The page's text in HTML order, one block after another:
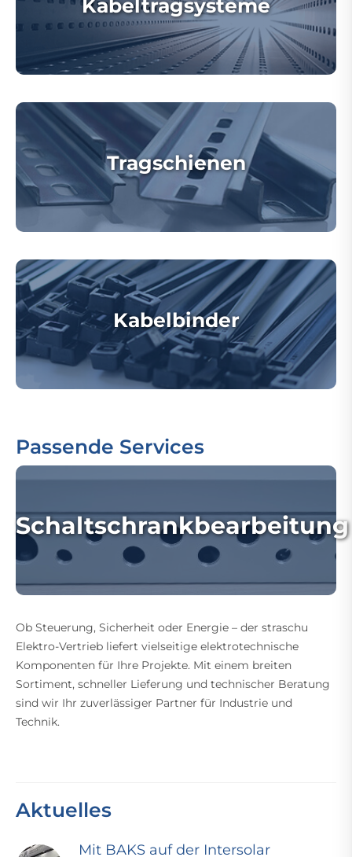
Kabeltragsysteme
Tragschienen
Kabelbinder
Passende Services
Schaltschrankbearbeitung
Ob Steuerung, Sicherheit oder Energie – der straschu
Elektro-Vertrieb liefert vielseitige elektrotechnische
Komponenten für Ihre Projekte. Mit einem breiten
Sortiment, schneller Lieferung und technischer Beratung
sind wir Ihr zuverlässiger Partner für Industrie und
Technik.
Aktuelles
Mit BAKS auf der Intersolar